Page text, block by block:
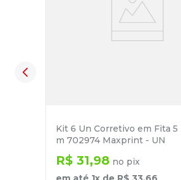
Kit 6 Un Corretivo em Fita 5
m 702974 Maxprint - UN
R$ 31,98 no pix